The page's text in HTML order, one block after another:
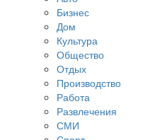
Бизнес
Дом
Культура
Общество
Отдых
Производство
Работа
Развлечения
СМИ